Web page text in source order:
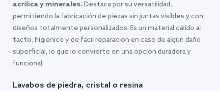
acrílica y minerales. Destaca por su versatilidad,
permitiendo la fabricación de piezas sin juntas visibles y con
diseños totalmente personalizados. Es un material cálido al
tacto, higiénico y de fácil reparación en caso de algún daño
superficial, lo que lo convierte en una opción duradera y
funcional.
Lavabos de piedra, cristal o resina